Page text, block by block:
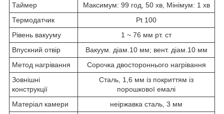
Таймер
Максимум: 99 год, 50 хв, Мінімум: 1 хв
Термодатчик
Pt 100
Рівень вакууму
1 ~ 76 мм рт. ст
Впускний отвір
Вакуум. діам.10 мм; вент. діам.10 мм
Метод нагрівання
Сорочка двостороннього нагрівання
Зовнішні
конструкції
Сталь, 1,6 мм із покриттям із
порошкової емалі
Матеріал камери
неіржавка сталь, 3 мм